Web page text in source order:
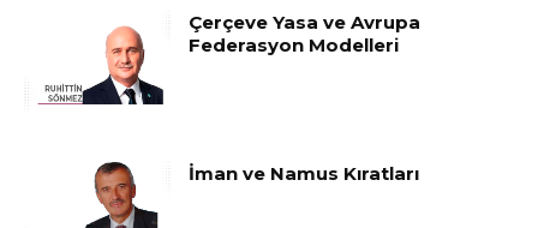
Çerçeve Yasa ve Avrupa
Federasyon Modelleri
İman ve Namus Kıratları